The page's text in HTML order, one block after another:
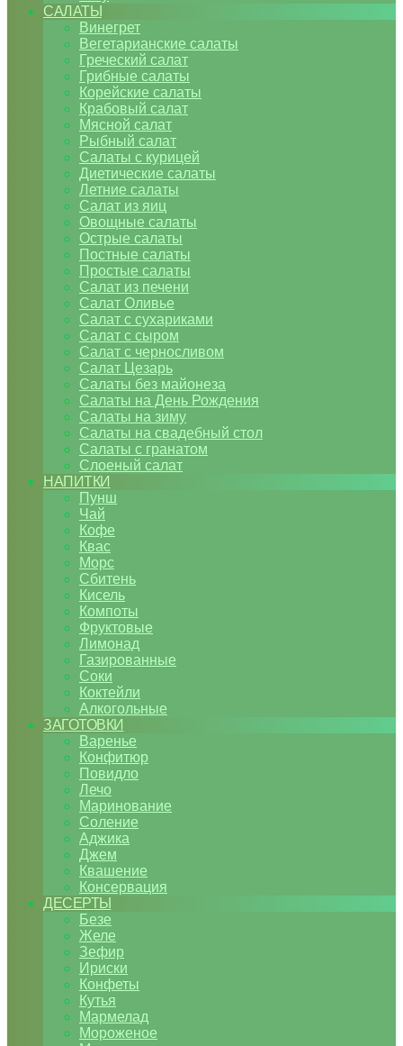
САЛАТЫ
Винегрет
Вегетарианские салаты
Греческий салат
Грибные салаты
Корейские салаты
Крабовый салат
Мясной салат
Рыбный салат
Салаты с курицей
Диетические салаты
Летние салаты
Салат из яиц
Овощные салаты
Острые салаты
Постные салаты
Простые салаты
Салат из печени
Салат Оливье
Салат с сухариками
Салат с сыром
Салат с черносливом
Салат Цезарь
Салаты без майонеза
Салаты на День Рождения
Салаты на зиму
Салаты на свадебный стол
Салаты с гранатом
Слоеный салат
НАПИТКИ
Пунш
Чай
Кофе
Квас
Морс
Сбитень
Кисель
Компоты
Фруктовые
Лимонад
Газированные
Соки
Коктейли
Алкогольные
ЗАГОТОВКИ
Варенье
Конфитюр
Повидло
Лечо
Маринование
Соление
Аджика
Джем
Квашение
Консервация
ДЕСЕРТЫ
Безе
Желе
Зефир
Ириски
Конфеты
Кутья
Мармелад
Мороженое